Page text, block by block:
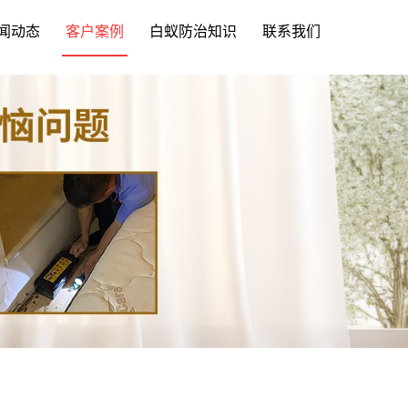
动态 客户案例 白蚁防治知识 联系我们